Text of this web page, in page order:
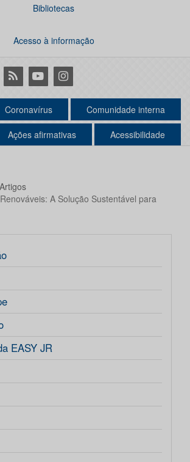
Bibliotecas
Acesso à informação
RSS YoutubeInstagram
Coronavírus Comunidade interna
Ações afirmativas Acessibilidade
Artigos
A Solução Sustentável para
EASY JR